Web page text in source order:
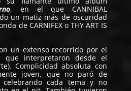
, en el que CANNIBAL
un matiz más de oscuridad
de CARNIFEX o THY ART IS
un extenso recorrido por el
que interpretaron desde el
Complicidad absoluta con
joven, que no paró de
cada tema y no